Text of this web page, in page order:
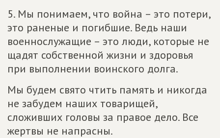
5. Мы понимаем, что война – это потери,
это раненые и погибшие. Ведь наши
военнослужащие – это люди, которые не
щадят собственной жизни и здоровья
при выполнении воинского долга.
Мы будем свято чтить память и никогда
не забудем наших товарищей,
сложивших головы за правое дело. Все
жертвы не напрасны.